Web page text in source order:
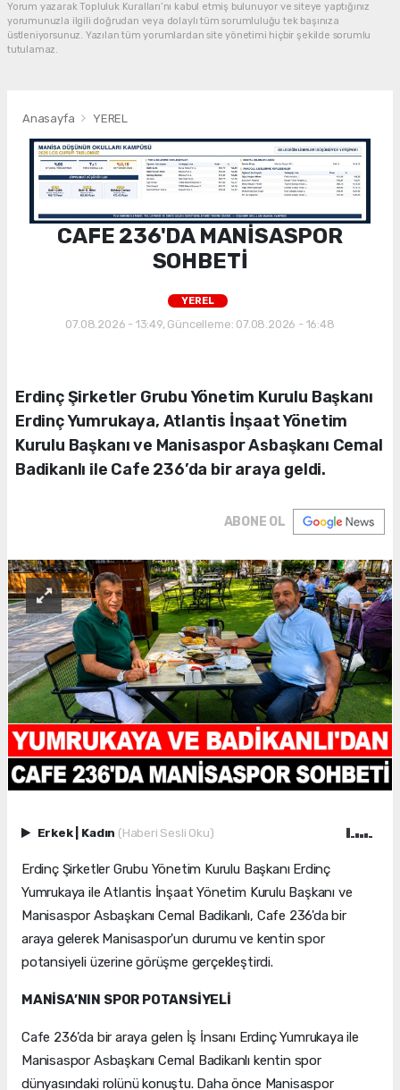
Yorum yazarak Topluluk Kuralları’nı kabul etmiş bulunuyor ve siteye yaptığınız
yorumunuzla ilgili doğrudan veya dolaylı tüm sorumluluğu tek başınıza
üstleniyorsunuz. Yazılan tüm yorumlardan site yönetimi hiçbir şekilde sorumlu
tutulamaz.
Anasayfa YEREL
CAFE 236'DA MANİSASPOR
SOHBETİ
YEREL
07.08.2026 - 13:49, Güncelleme: 07.08.2026 - 16:48
Erdinç Şirketler Grubu Yönetim Kurulu Başkanı
Erdinç Yumrukaya, Atlantis İnşaat Yönetim
Kurulu Başkanı ve Manisaspor Asbaşkanı Cemal
Badikanlı ile Cafe 236’da bir araya geldi.
ABONE OL
Erkek Kadın (Haberi Sesli Oku)
Erdinç Şirketler Grubu Yönetim Kurulu Başkanı Erdinç
Yumrukaya ile Atlantis İnşaat Yönetim Kurulu Başkanı ve
Manisaspor Asbaşkanı Cemal Badikanlı, Cafe 236'da bir
araya gelerek Manisaspor'un durumu ve kentin spor
potansiyeli üzerine görüşme gerçekleştirdi.
MANİSA’NIN SPOR POTANSİYELİ
Cafe 236’da bir araya gelen İş İnsanı Erdinç Yumrukaya ile
Manisaspor Asbaşkanı Cemal Badikanlı kentin spor
dünyasındaki rolünü konuştu. Daha önce Manisaspor